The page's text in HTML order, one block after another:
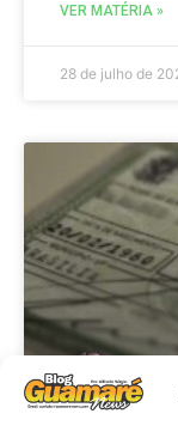
VER MATÉRIA »
28 de julho de